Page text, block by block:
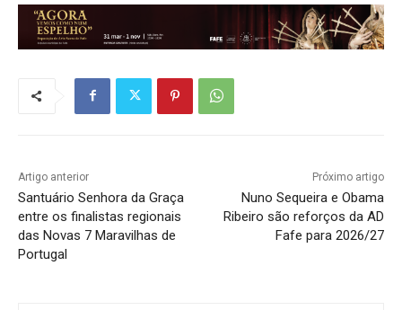
Artigo anterior
Santuário Senhora da Graça
entre os finalistas regionais
das Novas 7 Maravilhas de
Portugal
Próximo artigo
Nuno Sequeira e Obama
Ribeiro são reforços da AD
Fafe para 2026/27